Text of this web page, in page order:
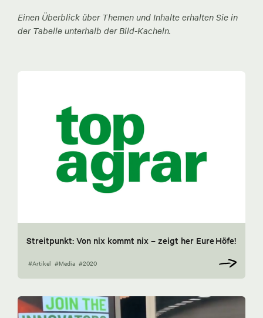
Einen Überblick über Themen und Inhalte erhalten Sie in
der Tabelle unterhalb der Bild-Kacheln.
Streitpunkt: Von nix kommt nix – zeigt her Eure Höfe!
#Artikel #Media #2020